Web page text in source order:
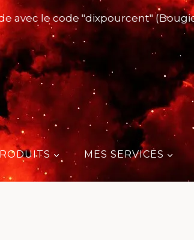
avec le code "dixpourcent"
MES SERVICES